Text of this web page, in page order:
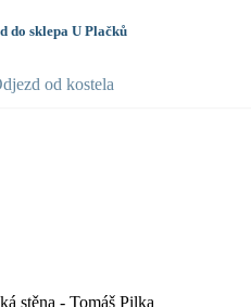
do sklepa U Plačků
od kostela
stěna - Tomáš Pilka